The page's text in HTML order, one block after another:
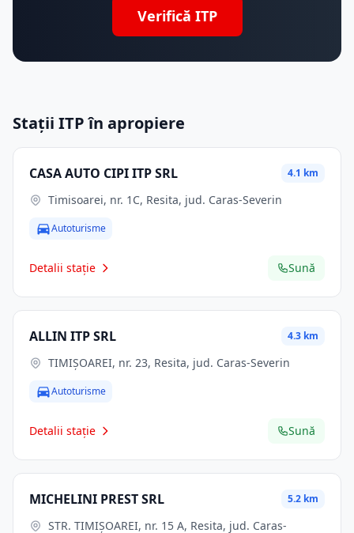
Verifică ITP
Stații ITP în apropiere
CASA AUTO CIPI ITP SRL 4.1 km
Timisoarei, nr. 1C, Resita, jud. Caras-Severin
Autoturisme
Detalii stație Sună
ALLIN ITP SRL 4.3 km
TIMIȘOAREI, nr. 23, Resita, jud. Caras-Severin
Autoturisme
Detalii stație Sună
MICHELINI PREST SRL 5.2 km